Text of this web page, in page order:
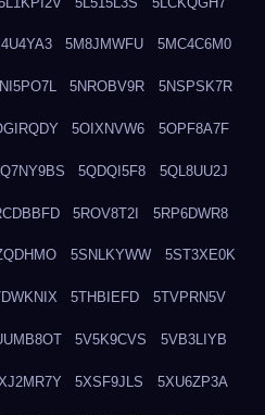
5M8JMWFU 5MC4C6M0
5NROBV9R 5NSPSK7R
5OIXNVW6 5OPF8A7F
5QDQI5F8 5QL8UU2J
5ROV8T2I 5RP6DWR8
5SNLKYWW 5ST3XE0K
5THBIEFD 5TVPRN5V
5V5K9CVS 5VB3LIYB
5XSF9JLS 5XU6ZP3A